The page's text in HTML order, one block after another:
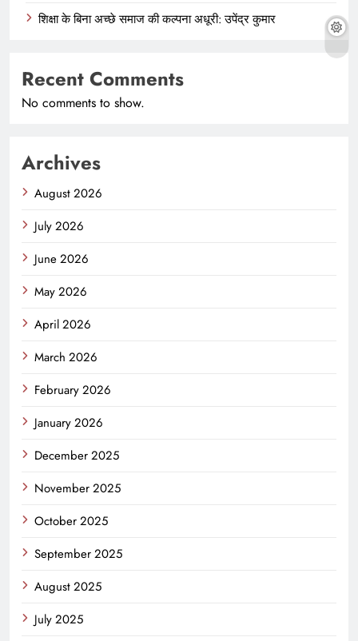
शिक्षा के बिना अच्छे समाज की कल्पना अधूरी: उपेंद्र कुमार
Recent Comments
No comments to show.
Archives
August 2026
July 2026
June 2026
May 2026
April 2026
March 2026
February 2026
January 2026
December 2025
November 2025
October 2025
September 2025
August 2025
July 2025